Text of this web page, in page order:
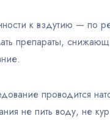
к вздутию — по
препараты,
проводится
не пить воду, не